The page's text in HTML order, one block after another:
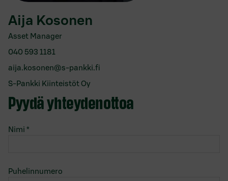
Aija Kosonen
Asset Manager
040 593 1181
aija.kosonen@s-pankki.fi
S-Pankki Kiinteistöt Oy
Pyydä yhteydenottoa
Nimi *
Puhelinnumero